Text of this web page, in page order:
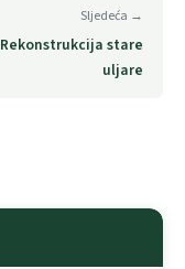
Sljedeća →
Rekonstrukcija stare
uljare